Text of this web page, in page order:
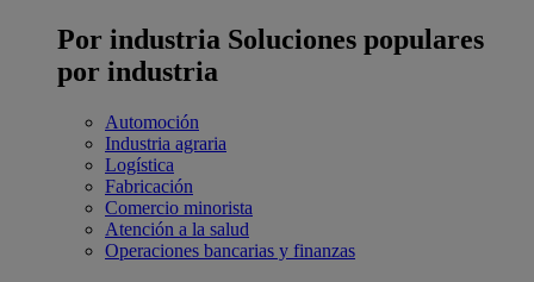
Por industria Soluciones populares
por industria
Automoción
Industria agraria
Logística
Fabricación
Comercio minorista
Atención a la salud
Operaciones bancarias y finanzas